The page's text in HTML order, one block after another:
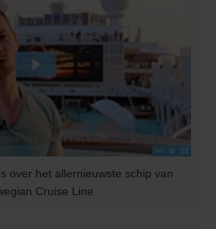
over het allernieuwste schip van
Cruise Line